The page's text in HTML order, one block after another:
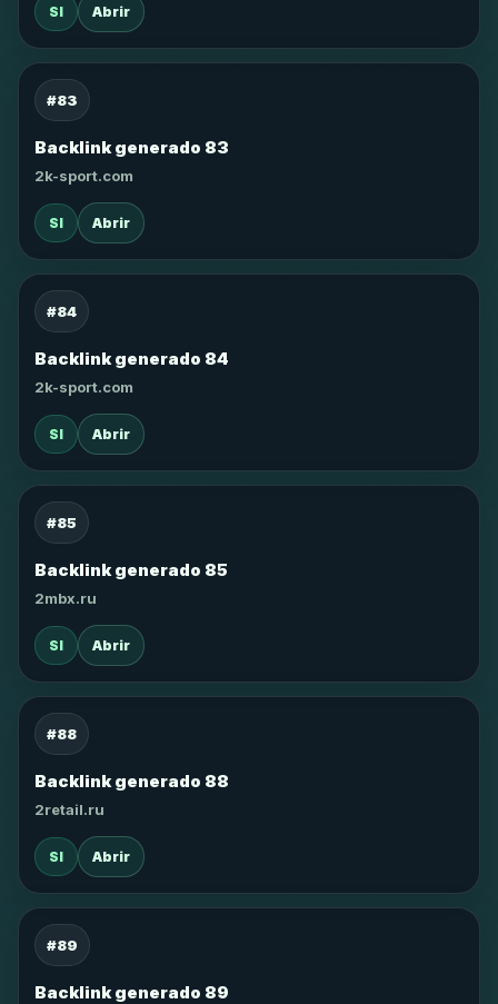
SI Abrir
#83
Backlink generado 83
2k-sport.com
SI Abrir
#84
Backlink generado 84
2k-sport.com
SI Abrir
#85
Backlink generado 85
2mbx.ru
SI Abrir
#88
Backlink generado 88
2retail.ru
SI Abrir
#89
Backlink generado 89